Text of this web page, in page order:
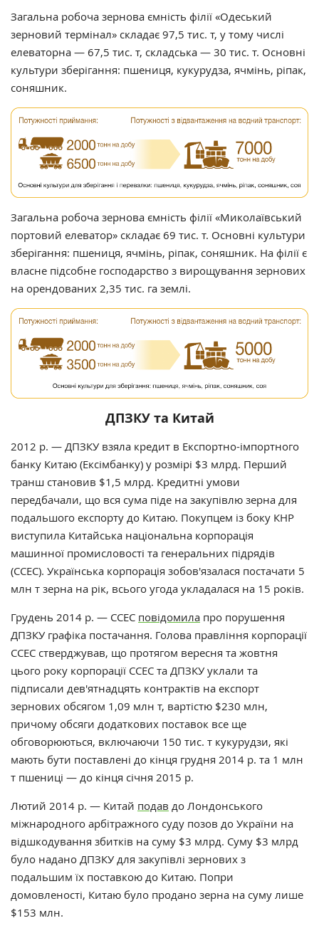
Загальна робоча зернова ємність філії «Одеський
зерновий термінал» складає 97,5 тис. т, у тому числі
елеваторна — 67,5 тис. т, складська — 30 тис. т. Основні
культури зберігання: пшениця, кукурудза, ячмінь, ріпак,
соняшник.
Загальна робоча зернова ємність філії «Миколаївський
портовий елеватор» складає 69 тис. т. Основні культури
зберігання: пшениця, ячмінь, ріпак, соняшник. На філії є
власне підсобне господарство з вирощування зернових
на орендованих 2,35 тис. га землі.
ДПЗКУ та Китай
2012 р. — ДПЗКУ взяла кредит в Експортно-імпортного
банку Китаю (Ексімбанку) у розмірі $3 млрд. Перший
транш становив $1,5 млрд. Кредитні умови
передбачали, що вся сума піде на закупівлю зерна для
подальшого експорту до Китаю. Покупцем із боку КНР
виступила Китайська національна корпорація
машинної промисловості та генеральних підрядів
(ССЕС). Українська корпорація зобов'язалася постачати 5
млн т зерна на рік, всього угода укладалася на 15 років.
Грудень 2014 р. — ССЕС повідомила про порушення
ДПЗКУ графіка постачання. Голова правління корпорації
CCEC стверджував, що протягом вересня та жовтня
цього року корпорації ССЕС та ДПЗКУ уклали та
підписали дев'ятнадцять контрактів на експорт
зернових обсягом 1,09 млн т, вартістю $230 млн,
причому обсяги додаткових поставок все ще
обговорюються, включаючи 150 тис. т кукурудзи, які
мають бути поставлені до кінця грудня 2014 р. та 1 млн
т пшениці — до кінця січня 2015 р.
Лютий 2014 р. — Китай подав до Лондонського
міжнародного арбітражного суду позов до України на
відшкодування збитків на суму $3 млрд. Суму $3 млрд
було надано ДПЗКУ для закупівлі зернових з
подальшим їх поставкою до Китаю. Попри
домовленості, Китаю було продано зерна на суму лише
$153 млн.